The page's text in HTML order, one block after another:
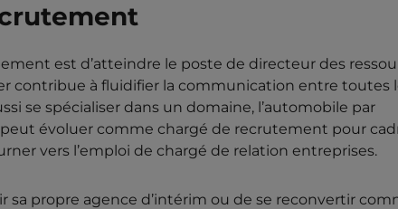
est d’atteindre le poste de directeur des
contribue à fluidifier la communication entre toutes
se spécialiser dans un domaine, l’automobile par
évoluer comme chargé de recrutement pour
vers l’emploi de chargé de relation entreprises.
sa propre agence d’intérim ou de se reconvertir